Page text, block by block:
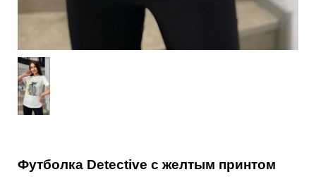
Футболка Detective с желтым принтом